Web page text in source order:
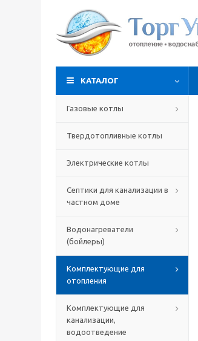
КАТАЛОГ
Газовые котлы
Твердотопливные котлы
Электрические котлы
Септики для канализации в
частном доме
Водонагреватели
(бойлеры)
Комплектующие для
отопления
Комплектующие для
канализации,
водоотведение